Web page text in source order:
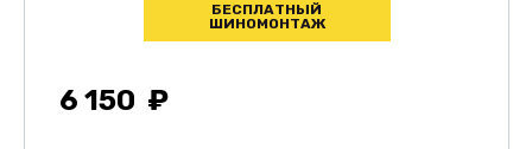
БЕСПЛАТНЫЙ
ШИНОМОНТАЖ
6 150